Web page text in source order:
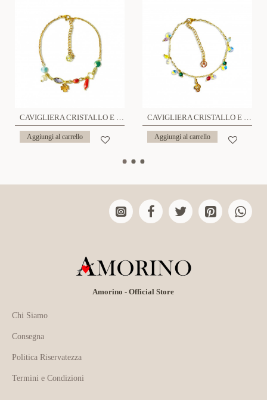
CAVIGLIERA CRISTALLO E QUADRIFOGLIO - ZNZ223848C17
Aggiungi al carrello
CAVIGLIERA CRISTALLO E CHIAVE DI VIOLINO - ZNZ223848C21
Aggiungi al carrello
Amorino - Official Store
Chi Siamo
Consegna
Politica Riservatezza
Termini e Condizioni